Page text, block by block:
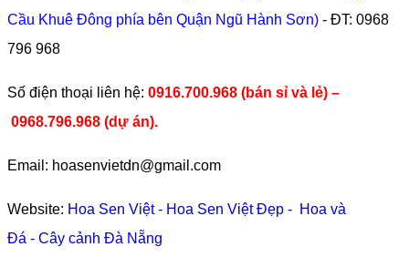
Cầu Khuê Đông phía bên Quận Ngũ Hành Sơn) - ĐT: 0968
796 968
​Số điện thoại liên hệ: 0916.700.968 (bán sỉ và lẻ) –
0968.796.968 (dự án).
Email: hoasenvietdn@gmail.com
Website: Hoa Sen Việt- Hoa Sen Việt Đẹp - Hoa và
Đá - Cây cảnh Đà Nẵng